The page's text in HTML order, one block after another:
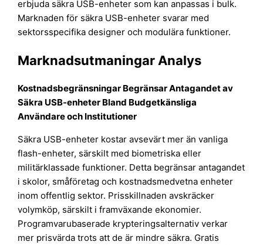
erbjuda säkra USB-enheter som kan anpassas i bulk.
Marknaden för säkra USB-enheter svarar med
sektorsspecifika designer och modulära funktioner.
Marknadsutmaningar Analys
Kostnadsbegränsningar Begränsar Antagandet av
Säkra USB-enheter Bland Budgetkänsliga
Användare och Institutioner
Säkra USB-enheter kostar avsevärt mer än vanliga
flash-enheter, särskilt med biometriska eller
militärklassade funktioner. Detta begränsar antagandet
i skolor, småföretag och kostnadsmedvetna enheter
inom offentlig sektor. Prisskillnaden avskräcker
volymköp, särskilt i framväxande ekonomier.
Programvarubaserade krypteringsalternativ verkar
mer prisvärda trots att de är mindre säkra. Gratis